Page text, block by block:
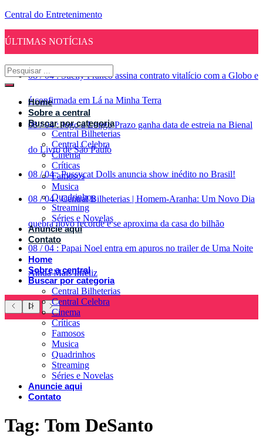
Central do Entretenimento
ÚLTIMAS NOTÍCIAS
08 / 04 : Suelly Franco assina contrato vitalício com a Globo e
é confirmada em Lá na Minha Terra
08 / 04 : Jogo a Longo Prazo ganha data de estreia na Bienal
do Livro de São Paulo
08 / 04 : Pussycat Dolls anuncia show inédito no Brasil!
08 / 04 : Central Bilheterias | Homem-Aranha: Um Novo Dia
quebra novo recorde e se aproxima da casa do bilhão
08 / 04 : Papai Noel entra em apuros no trailer de Uma Noite
Ainda Mais Infeliz
Home
Sobre a central
Buscar por categoria
Central Bilheterias
Central Celebra
Cinema
Críticas
Famosos
Musica
Quadrinhos
Streaming
Séries e Novelas
Anuncie aqui
Contato
Home
Sobre a central
Buscar por categoria
Central Bilheterias
Central Celebra
Cinema
Críticas
Famosos
Musica
Quadrinhos
Streaming
Séries e Novelas
Anuncie aqui
Contato
Tag: Tom DeSanto